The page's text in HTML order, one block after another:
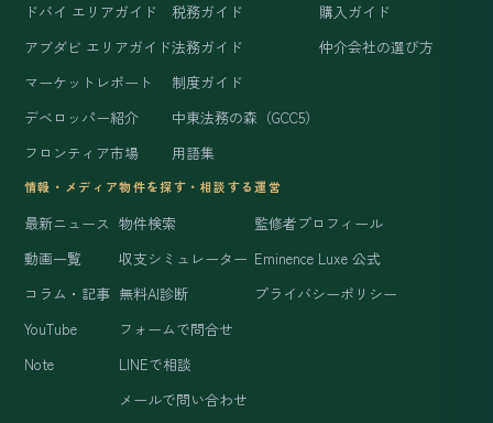
ドバイ エリアガイド
アブダビ エリアガイド
マーケットレポート
デベロッパー紹介
フロンティア市場
税務ガイド
法務ガイド
制度ガイド
中東法務の森（GCC5）
用語集
購入ガイド
仲介会社の選び方
情報・メディア
最新ニュース
動画一覧
コラム・記事
YouTube
Note
物件を探す・相談する
物件検索
収支シミュレーター
無料AI診断
フォームで問合せ
LINEで相談
メールで問い合わせ
運営
監修者プロフィール
Eminence Luxe 公式
プライバシーポリシー